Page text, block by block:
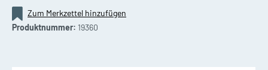
Zum Merkzettel hinzufügen
Produktnummer: 19360